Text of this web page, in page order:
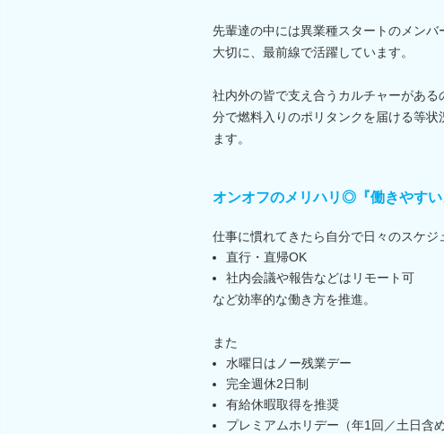
先輩達の中には異業種スタートのメン
大切に、最前線で活躍しています。
社内外の皆で支え合うカルチャーがあ
分で燃料入りのポリタンクを届ける等
ます。
オンオフのメリハリ◎『働きやす
仕事に慣れてきたら自分で日々のスケジ
直行・直帰OK
社内会議や報告などはリモート可
など効率的な働き方を推進。
また
水曜日はノー残業デー
完全週休2日制
有給休暇取得を推奨
プレミアムホリデー（年1回／土日含